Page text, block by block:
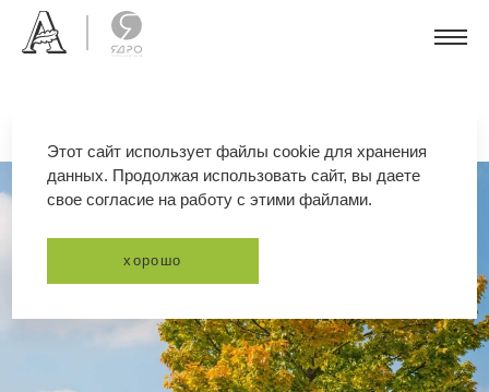
Этот сайт использует файлы cookie для хранения
данных. Продолжая использовать сайт, вы даете
свое согласие на работу с этими файлами.
хорошо